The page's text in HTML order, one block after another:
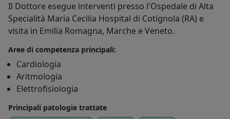
Il Dottore esegue interventi presso l'Ospedale di Alta
Specialità Maria Cecilia Hospital di Cotignola (RA) e
visita in Emilia Romagna, Marche e Veneto.
Aree di competenza principali:
Cardiologia
Aritmologia
Elettrofisiologia
Principali patologie trattate